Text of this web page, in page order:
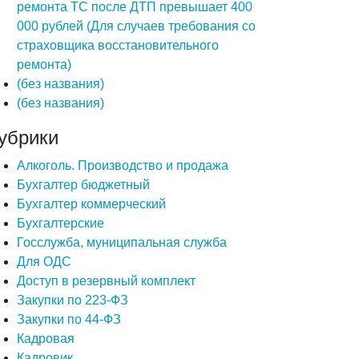
ремонта ТС после ДТП превышает 400
000 рублей (Для случаев требования со
страховщика восстановительного
ремонта)
(без названия)
(без названия)
Алкоголь. Производство и продажа
Бухгалтер бюджетный
Бухгалтер коммерческий
Бухгалтерские
Госслужба, муниципальная служба
Для ОДС
Доступ в резервный комплект
Закупки по 223-ФЗ
Закупки по 44-ФЗ
Кадровая